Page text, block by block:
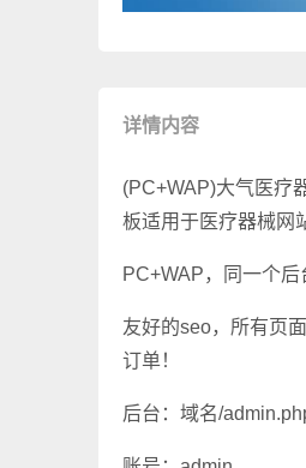
详情内容
(PC+WAP)大气医疗
板适用于医疗器械网
PC+WAP，同一个后
友好的seo，所有页
订单！
后台：域名/